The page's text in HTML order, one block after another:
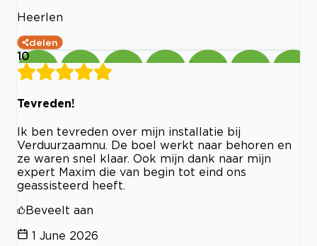
Heerlen
delen
10
Tevreden!
Ik ben tevreden over mijn installatie bij
Verduurzaamnu. De boel werkt naar behoren en
ze waren snel klaar. Ook mijn dank naar mijn
expert Maxim die van begin tot eind ons
geassisteerd heeft.
Beveelt aan
1 June 2026